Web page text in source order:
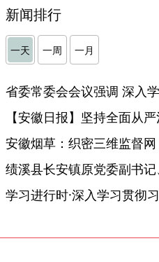
新闻排行
一天 一周 一月
【安徽日报】坚持全面从
安徽烟草：织密三维监督